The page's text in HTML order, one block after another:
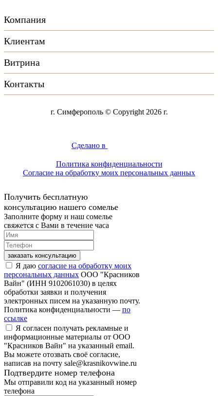
Компания
Клиентам
Витрина
Контакты
г. Симферополь © Copyright 2026 г.
Сделано в
Политика конфиденциальности
Согласие на обработку моих персональных данных
Получить бесплатную
консультацию нашего сомелье
Заполните форму и наш сомелье
свяжется с Вами в течение часа
заказать консультацию
Я даю согласие на обработку моих
персональных данных ООО "Красников
Вайн" (ИНН 9102061030) в целях
обработки заявки и получения
электронных писем на указанную почту.
Политика конфиденциальности — по
ссылке
Я согласен получать рекламные и
информационные материалы от ООО
"Красников Вайн" на указанный email.
Вы можете отозвать своё согласие,
написав на почту sale@krasnikovwine.ru
Подтвердите номер телефона
Мы отправили код на указанный номер
телефона